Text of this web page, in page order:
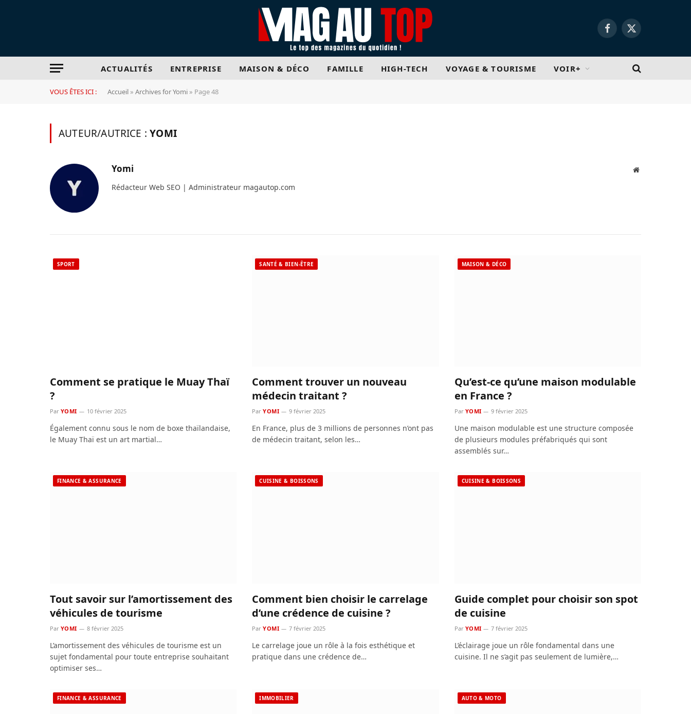
Facebook
X
ACTUALITÉS ENTREPRISE MAISON & DÉCO FAMILLE HIGH-TECH VOYAGE & TOURISME VOIR+
VOUS ÊTES ICI : Accueil » Archives for Yomi » Page 48
AUTEUR/AUTRICE :YOMI
Yomi
Site
Rédacteur Web SEO | Administrateur magautop.com
SPORT
Comment se pratique le Muay Thaï
?
Par YOMI 10 février 2025
Également connu sous le nom de boxe thaïlandaise,
le Muay Thaï est un art martial…
SANTÉ & BIEN-ÊTRE
Comment trouver un nouveau
médecin traitant ?
Par YOMI 9 février 2025
En France, plus de 3 millions de personnes n’ont pas
de médecin traitant, selon les…
MAISON & DÉCO
Qu’est-ce qu’une maison modulable
en France ?
Par YOMI 9 février 2025
Une maison modulable est une structure composée
de plusieurs modules préfabriqués qui sont
assemblés sur…
FINANCE & ASSURANCE
Tout savoir sur l’amortissement des
véhicules de tourisme
Par YOMI 8 février 2025
L’amortissement des véhicules de tourisme est un
sujet fondamental pour toute entreprise souhaitant
optimiser ses…
CUISINE & BOISSONS
Comment bien choisir le carrelage
d’une crédence de cuisine ?
Par YOMI 7 février 2025
Le carrelage joue un rôle à la fois esthétique et
pratique dans une crédence de…
CUISINE & BOISSONS
Guide complet pour choisir son spot
de cuisine
Par YOMI 7 février 2025
L’éclairage joue un rôle fondamental dans une
cuisine. Il ne s’agit pas seulement de lumière,…
FINANCE & ASSURANCE IMMOBILIER AUTO & MOTO